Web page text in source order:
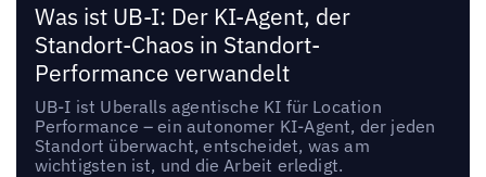
Was ist UB-I: Der KI-Agent, der
Standort-Chaos in Standort-
Performance verwandelt
UB-I ist Uberalls agentische KI für Location
Performance – ein autonomer KI-Agent, der jeden
Standort überwacht, entscheidet, was am
wichtigsten ist, und die Arbeit erledigt.